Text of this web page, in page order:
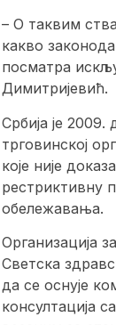
– О таквим
какво
посматра
Димитријевић.
Србија је
трговинској
које није
рестриктивну
обележавања.
Организација
Светска
да се оснује
консултација